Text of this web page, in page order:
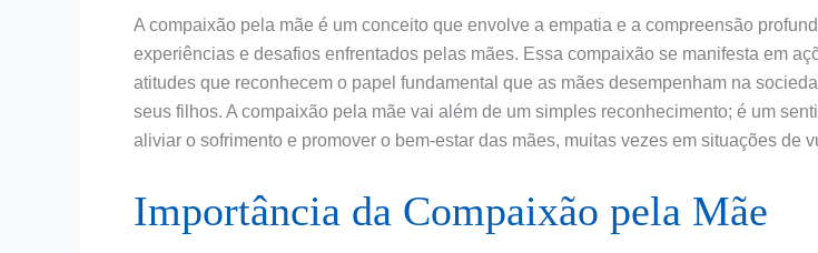
A compaixão pela mãe é um conceito que envolve a empatia e a compreensão
experiências e desafios enfrentados pelas mães. Essa compaixão se manifesta em
atitudes que reconhecem o papel fundamental que as mães desempenham na
seus filhos. A compaixão pela mãe vai além de um simples reconhecimento; é um
aliviar o sofrimento e promover o bem-estar das mães, muitas vezes em situações de
Importância da Compaixão pela Mãe